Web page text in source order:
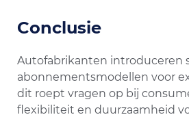
Conclusie
Autofabrikanten introduceren
abonnementsmodellen voor
dit roept vragen op bij
flexibiliteit en duurzaamheid